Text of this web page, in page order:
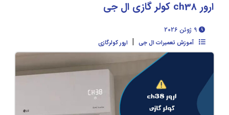
ارور ch38 کولر گازی ال جی
آموزش تعمیرات ال جی | ارور کولرگازی